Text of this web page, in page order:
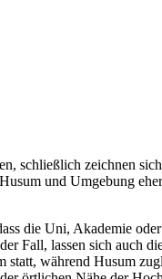
schließlich zeichnen
und Umgebung
die Uni, Akademie
Fall, lassen sich auch
während Husum